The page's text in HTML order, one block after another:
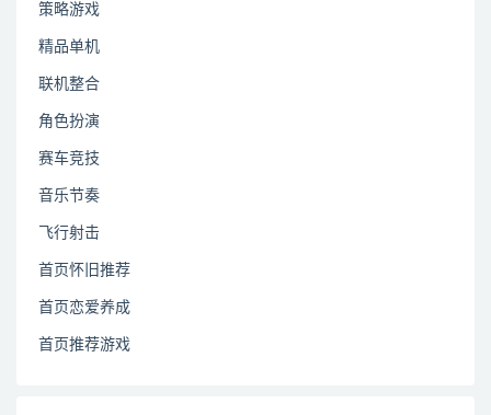
策略游戏
精品单机
联机整合
角色扮演
赛车竞技
音乐节奏
飞行射击
首页怀旧推荐
首页恋爱养成
首页推荐游戏